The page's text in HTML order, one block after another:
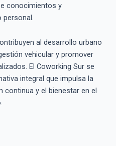
conocimientos y
personal.
al desarrollo urbano
vehicular y promover
El Coworking Sur se
integral que impulsa la
continua y el bienestar en el